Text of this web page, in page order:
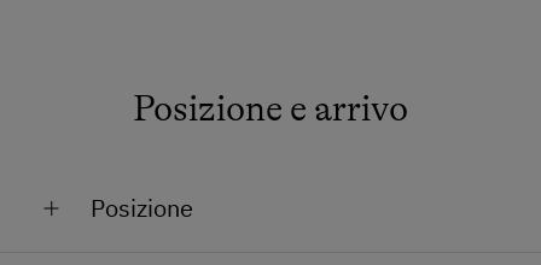
Posizione e arrivo
Posizione